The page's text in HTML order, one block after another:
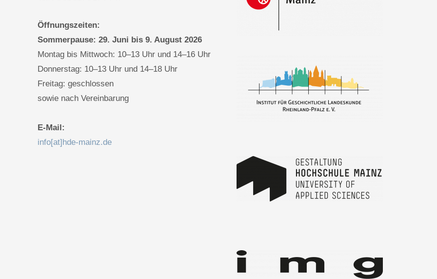
Öffnungszeiten:
Sommerpause: 29. Juni bis 9. August 2026
Montag bis Mittwoch: 10–13 Uhr und 14–16 Uhr
Donnerstag: 10–13 Uhr und 14–18 Uhr
Freitag: geschlossen
sowie nach Vereinbarung
E-Mail:
info[at]hde-mainz.de